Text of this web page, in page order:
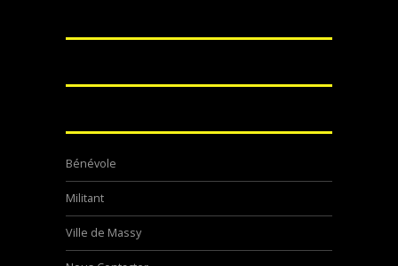
Bénévole
Militant
Ville de Massy